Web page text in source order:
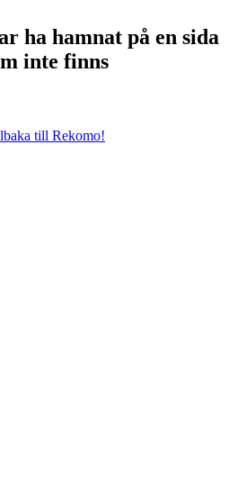
ha hamnat på en sida
inte finns
till Rekomo!